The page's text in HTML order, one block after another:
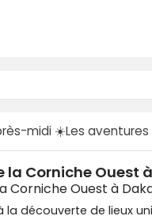
midi ☀️Les aventures
la Corniche Ouest
Corniche Ouest à
découverte de lieux